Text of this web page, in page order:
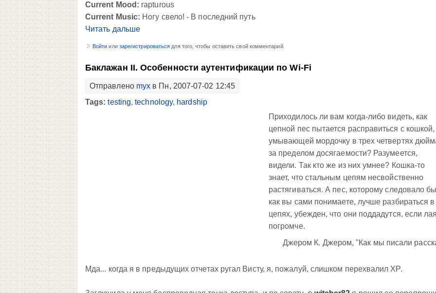
Current Mood: rapturous
Current Music: Ногу свело! - В последний путь
Читать дальше
Войти или зарегистрироваться для того, чтобы оставить свой комментарий.
Баклажан II. Особенности аутентификации по Wi-Fi
Отправлено myx в Пн, 2007-07-02 12:45
Tags:testing,technology, hardship
Приходилось ли вам когда-либо видеть, как
цепной пес пытается расправиться с кошкой,
умывающей мордочку в трех четвертях
за пределом досягаемости? Разумеется,
видели. Так кто же из них умнее? Кошка-то
знает, что стальным цепям несвойственно
растягиваться. А пес, которому следовало
как вы сами понимаете, лучше разбираться в
цепях, убежден, что они поддадутся, если
погромче.
Джером К. Джером, "Как мы писали
Мда... когда я в предыдущих отчетах ругал Висту, я, пожалуй, слишком перехвалил XP.